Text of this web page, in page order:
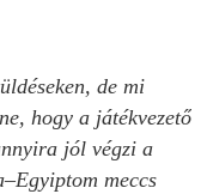
de mi
hogy a játékvezető
jól végzi a
meccs